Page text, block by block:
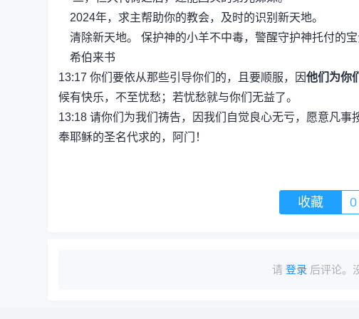
2024年，求主帮助你的教会，及时的识别新天地。
清除新天地。 保护神的小羊不中毒，警醒守护神托付的宝
希伯来书
13:17 你们要依从那些引导你们的，且要顺服，因他们为你
候有快乐，不至忧愁；若忧愁就与你们无益了。
13:18 请你们为我们祷告，因我们自觉良心无亏，愿意凡事
奉耶稣的圣名代求的，阿门！
收藏 0
请 登录 后评论。